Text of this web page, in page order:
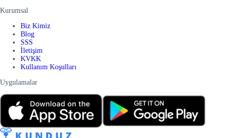
Kurumsal
Biz Kimiz
Blog
SSS
İletişim
KVKK
Kullanım Koşulları
Uygulamalar